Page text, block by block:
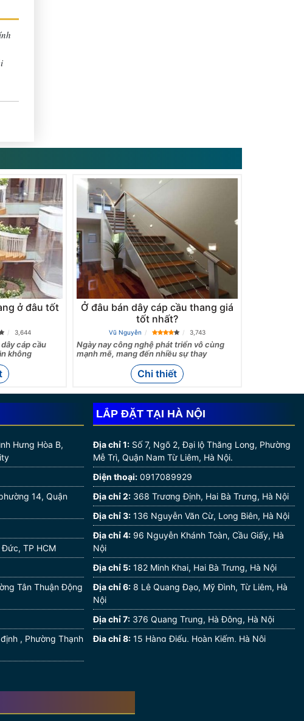
ở đâu tốt
3,644
cáp cầu
không
Ở đâu bán dây cáp cầu thang giá
tốt nhất?
Vũ Nguyễn 3,743
Ngày nay công nghệ phát triển vô cùng
mạnh mẽ, mang đến nhiều sự thay
Chi thiết
Hưng Hòa B,
14, Quận
Đức, TP HCM
Tân Thuận Động
, Phường Thạnh
LẮP ĐẶT TẠI HÀ NỘI
Địa chỉ 1: Số 7, Ngõ 2, Đại lộ Thăng Long, Phường
Mễ Trì, Quận Nam Từ Liêm, Hà Nội.
Điện thoại: 0917089929
Địa chỉ 2: 368 Trương Định, Hai Bà Trưng, Hà Nội
Địa chỉ 3: 136 Nguyễn Văn Cừ, Long Biên, Hà Nội
Địa chỉ 4: 96 Nguyễn Khánh Toàn, Cầu Giấy, Hà
Nội
Địa chỉ 5: 182 Minh Khai, Hai Bà Trưng, Hà Nội
Địa chỉ 6: 8 Lê Quang Đạo, Mỹ Đình, Từ Liêm, Hà
Nội
Địa chỉ 7: 376 Quang Trung, Hà Đông, Hà Nội
Địa chỉ 8: 15 Hàng Điếu, Hoàn Kiếm, Hà Nội